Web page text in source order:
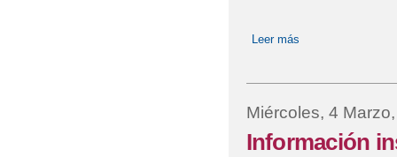
Leer más
Miércoles, 4
Información